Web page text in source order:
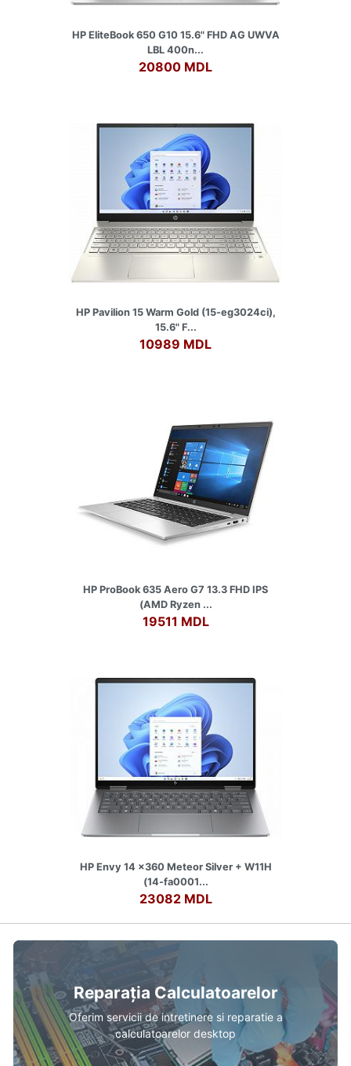
HP EliteBook 650 G10 15.6" FHD AG UWVA
LBL 400n...
20800 MDL
HP Pavilion 15 Warm Gold (15-eg3024ci),
15.6" F...
10989 MDL
HP ProBook 635 Aero G7 13.3 FHD IPS
(AMD Ryzen ...
19511 MDL
HP Envy 14 x360 Meteor Silver + W11H
(14-fa0001...
23082 MDL
Reparația Calculatoarelor
Oferim servicii de intretinere si reparatie a
calculatoarelor desktop